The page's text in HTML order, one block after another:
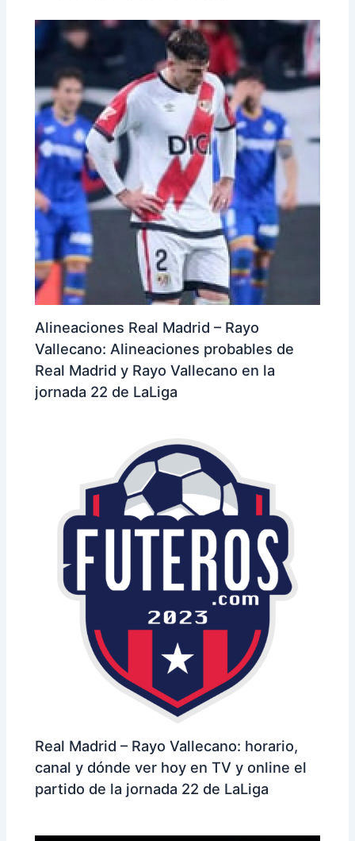
Alineaciones Real Madrid – Rayo
Vallecano: Alineaciones probables de
Real Madrid y Rayo Vallecano en la
jornada 22 de LaLiga
Real Madrid – Rayo Vallecano: horario,
canal y dónde ver hoy en TV y online el
partido de la jornada 22 de LaLiga